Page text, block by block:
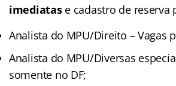
imediatase cadastro de reserva
Analista do MPU/Direito – Vagas
Analista do MPU/Diversas
somente no DF;